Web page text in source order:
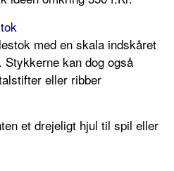
med en skala indskåret
Stykkerne kan dog også
eller ribber
et drejeligt hjul til spil eller